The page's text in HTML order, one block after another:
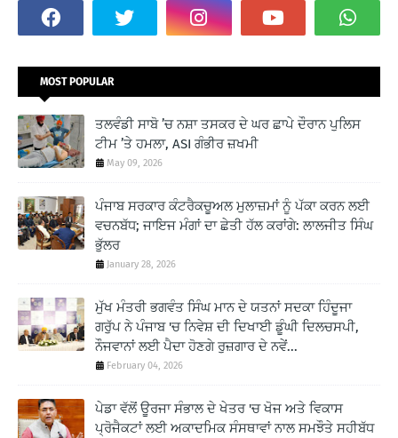
MOST POPULAR
ਤਲਵੰਡੀ ਸਾਬੋ ’ਚ ਨਸ਼ਾ ਤਸਕਰ ਦੇ ਘਰ ਛਾਪੇ ਦੌਰਾਨ ਪੁਲਿਸ
ਟੀਮ ’ਤੇ ਹਮਲਾ, ASI ਗੰਭੀਰ ਜ਼ਖਮੀ
May 09, 2026
ਪੰਜਾਬ ਸਰਕਾਰ ਕੰਟਰੈਕਚੂਅਲ ਮੁਲਾਜ਼ਮਾਂ ਨੂੰ ਪੱਕਾ ਕਰਨ ਲਈ
ਵਚਨਬੱਧ; ਜਾਇਜ ਮੰਗਾਂ ਦਾ ਛੇਤੀ ਹੱਲ ਕਰਾਂਗੇ: ਲਾਲਜੀਤ ਸਿੰਘ
ਭੁੱਲਰ
January 28, 2026
ਮੁੱਖ ਮੰਤਰੀ ਭਗਵੰਤ ਸਿੰਘ ਮਾਨ ਦੇ ਯਤਨਾਂ ਸਦਕਾ ਹਿੰਦੂਜਾ
ਗਰੁੱਪ ਨੇ ਪੰਜਾਬ 'ਚ ਨਿਵੇਸ਼ ਦੀ ਦਿਖਾਈ ਡੂੰਘੀ ਦਿਲਚਸਪੀ,
ਨੌਜਵਾਨਾਂ ਲਈ ਪੈਦਾ ਹੋਣਗੇ ਰੁਜ਼ਗਾਰ ਦੇ ਨਵੇਂ...
February 04, 2026
ਪੇਡਾ ਵੱਲੋਂ ਊਰਜਾ ਸੰਭਾਲ ਦੇ ਖੇਤਰ 'ਚ ਖੋਜ ਅਤੇ ਵਿਕਾਸ
ਪ੍ਰੋਜੈਕਟਾਂ ਲਈ ਅਕਾਦਮਿਕ ਸੰਸਥਾਵਾਂ ਨਾਲ ਸਮਝੌਤੇ ਸਹੀਬੱਧ